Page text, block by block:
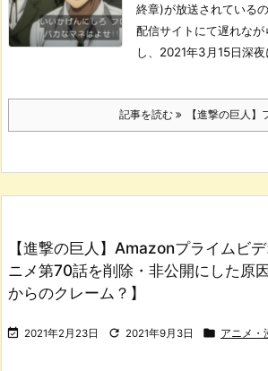
終章)が放送されている
配信サイトにて遅れなが
し、2021年3月15日深
記事を読む 【進撃の巨人】
【進撃の巨人】Amazonプライムビ
ニメ第70話を削除・非公開にした原
からのクレーム？】
 2021年2月23日  2021年9月3日  アニメ・